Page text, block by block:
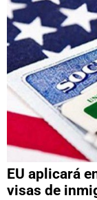
EU aplicará
visas de